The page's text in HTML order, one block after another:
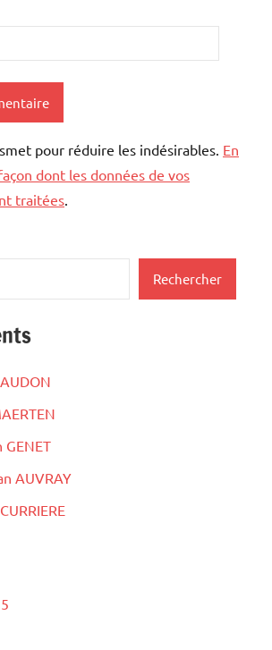
pour réduire les indésirables. En
dont les données de vos
traitées.
Rechercher
AUVRAY